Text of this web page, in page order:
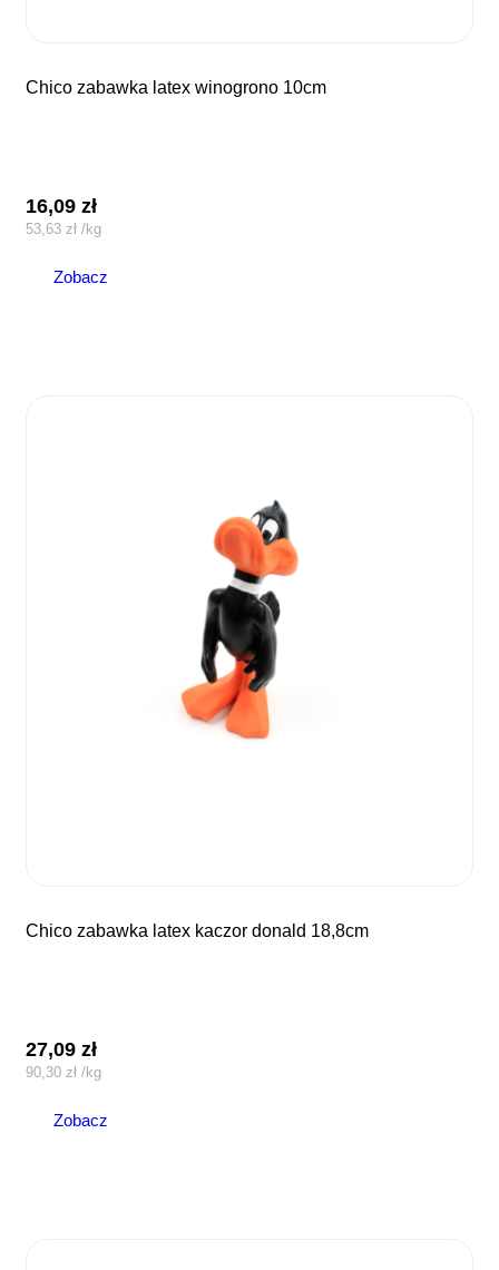
chico zabawka latex winogrono 10cm
16,09zł
53,63 zł /kg
Zobacz
chico zabawka latex kaczor donald 18,8cm
27,09zł
90,30 zł /kg
Zobacz